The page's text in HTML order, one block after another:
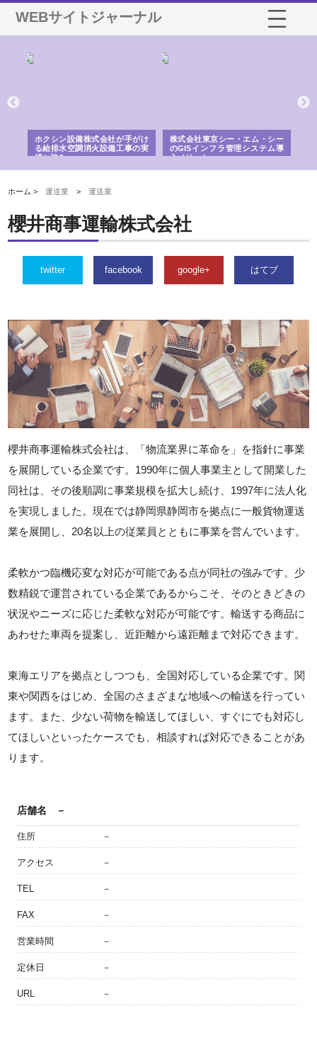
WEBサイトジャーナル
ホクシン設備株式会社が手がけ
る給排水空調消火設備工事の実
績と強み
株式会社東京シー・エム・シー
のGISインフラ管理システム導
入メリット
ホーム >運送業 >運送業
櫻井商事運輸株式会社
twitter facebook google+ はてブ
櫻井商事運輸株式会社は、「物流業界に革命を」を指針に事業
を展開している企業です。1990年に個人事業主として開業した
同社は、その後順調に事業規模を拡大し続け、1997年に法人化
を実現しました。現在では静岡県静岡市を拠点に一般貨物運送
業を展開し、20名以上の従業員とともに事業を営んでいます。
柔軟かつ臨機応変な対応が可能である点が同社の強みです。少
数精鋭で運営されている企業であるからこそ、そのときどきの
状況やニーズに応じた柔軟な対応が可能です。輸送する商品に
あわせた車両を提案し、近距離から遠距離まで対応できます。
東海エリアを拠点としつつも、全国対応している企業です。関
東や関西をはじめ、全国のさまざまな地域への輸送を行ってい
ます。また、少ない荷物を輸送してほしい、すぐにでも対応し
てほしいといったケースでも、相談すれば対応できることがあ
ります。
店舗名 －
住所 －
アクセス －
TEL －
FAX －
営業時間 －
定休日 －
URL －